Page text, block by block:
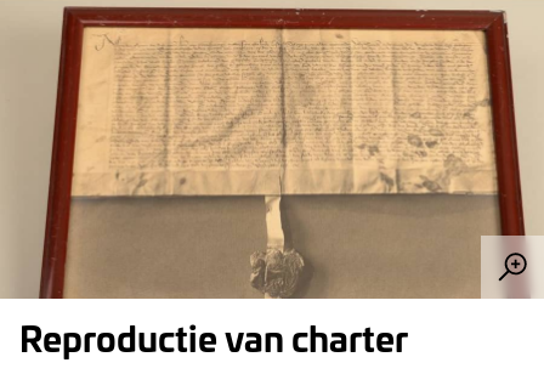
Reproductie van charter